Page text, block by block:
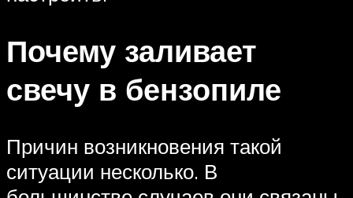
Почему заливает
свечу в бензопиле
Причин возникновения такой
ситуации несколько. В